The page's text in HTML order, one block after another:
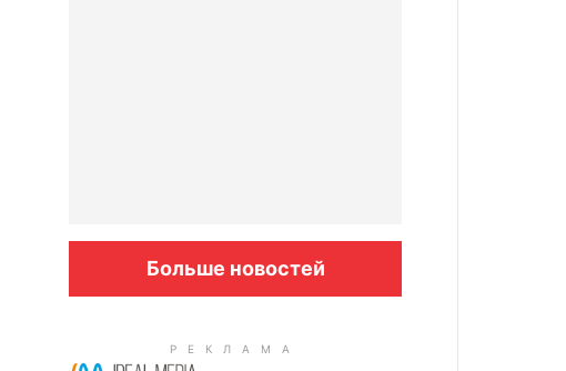
Больше новостей